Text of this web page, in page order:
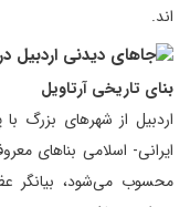
اند.
بنای تاریخی آرتاویل
اردبیل از شهرهای بزرگ
ایرانی- اسلامی بناهای
محسوب می‌شود، بیانگر